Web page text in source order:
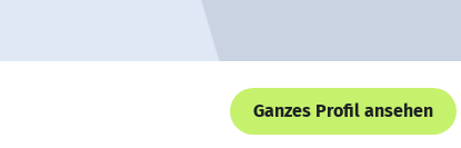
Ganzes Profil ansehen